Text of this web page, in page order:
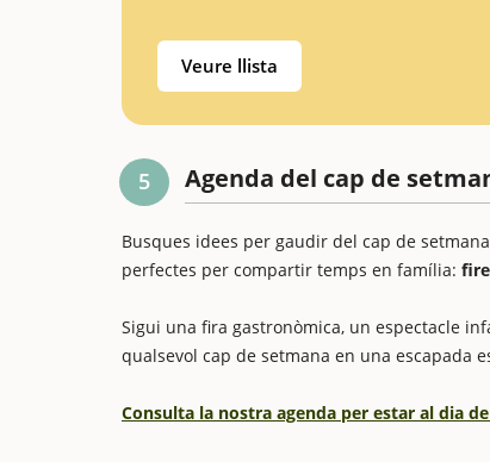
Veure llista
5 Agenda del cap de
Busques idees per gaudir del cap de
perfectes per compartir temps en família:
Sigui una fira gastronòmica, un espectacle
qualsevol cap de setmana en una escapada
Consulta la nostra agenda per estar al dia